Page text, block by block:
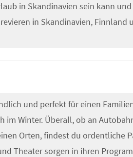
in Skandinavien sein kann
in Skandinavien, Finnland
und perfekt für einen
im Winter. Überall, ob an
Orten, findest du ordentliche
Theater sorgen in ihren